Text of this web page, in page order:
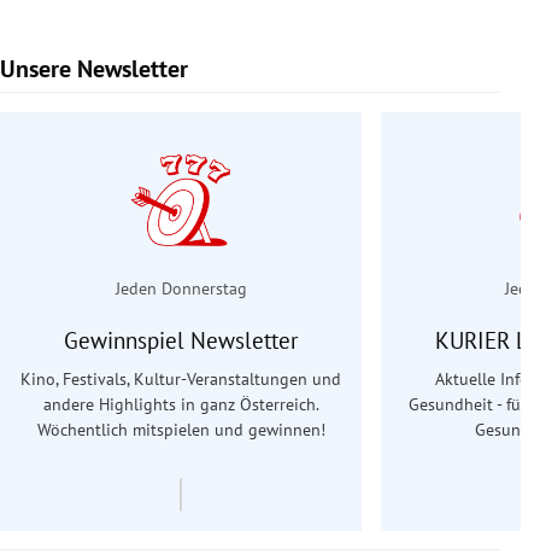
Unsere Newsletter
Slide 1 von 7
Jeden Donnerstag
Gewinnspiel Newsletter
Kino, Festivals, Kultur-Veranstaltungen und
andere Highlights in ganz Österreich.
Wöchentlich mitspielen und gewinnen!
KURIER
Aktuelle
Gesundheit - für